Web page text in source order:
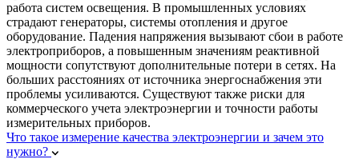
работа систем освещения. В промышленных условиях
страдают генераторы, системы отопления и другое
оборудование. Падения напряжения вызывают сбои в работе
электроприборов, а повышенным значениям реактивной
мощности сопутствуют дополнительные потери в сетях. На
больших расстояниях от источника энергоснабжения эти
проблемы усиливаются. Существуют также риски для
коммерческого учета электроэнергии и точности работы
измерительных приборов.
Что такое измерение качества электроэнергии и зачем это
нужно?